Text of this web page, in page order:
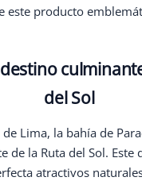
este producto
del Sol
Lima, la bahía de
de la Ruta del Sol. Este
atractivos